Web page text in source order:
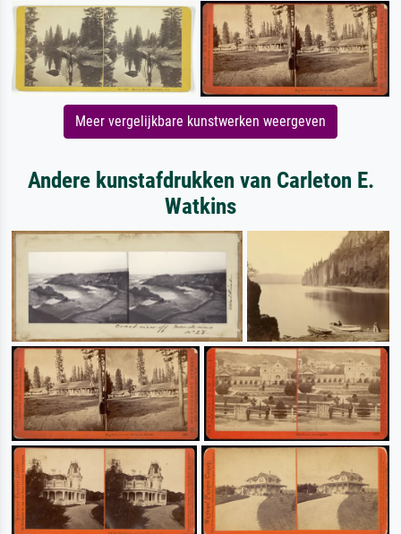
Meer vergelijkbare kunstwerken weergeven
Andere kunstafdrukken van Carleton E.
Watkins